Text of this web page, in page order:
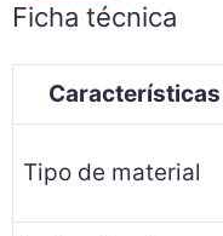
Ficha técnica
Características
Tipo de material